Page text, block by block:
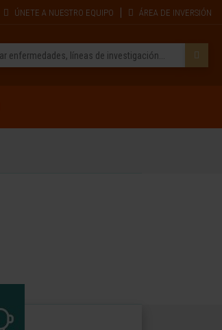
ÚNETE A NUESTRO EQUIPO ÁREA DE INVERSIÓN